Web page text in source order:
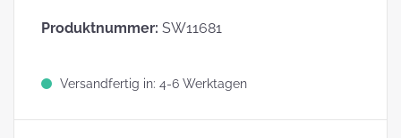
Produktnummer: SW11681
Versandfertig in: 4-6 Werktagen